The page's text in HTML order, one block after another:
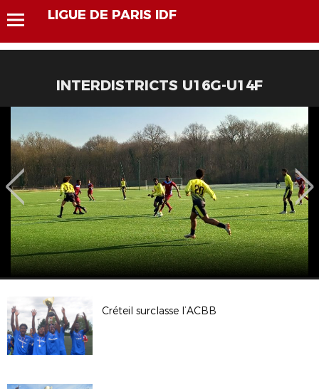
LIGUE DE PARIS IDF
INTERDISTRICTS U16G-U14F
Créteil surclasse l’ACBB